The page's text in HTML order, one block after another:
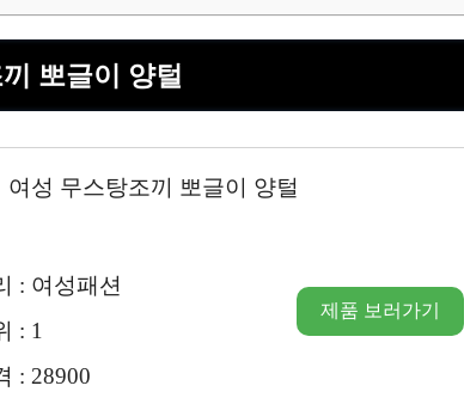
뽀글이 양털
여성 무스탕조끼 뽀글이 양털
: 여성패션
: 1
: 28900
제품 보러가기